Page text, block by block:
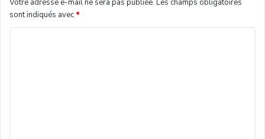
Votre adresse e-mail ne sera pas publiée. Les champs obligatoires
sont indiqués avec *